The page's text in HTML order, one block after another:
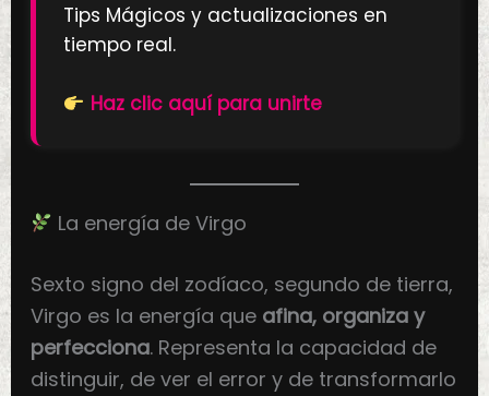
Tips Mágicos y actualizaciones en
tiempo real.
Haz clic aquí para unirte
La energía de Virgo
Sexto signo del zodíaco, segundo de tierra,
Virgo es la energía que afina, organiza y
perfecciona. Representa la capacidad de
distinguir, de ver el error y de transformarlo